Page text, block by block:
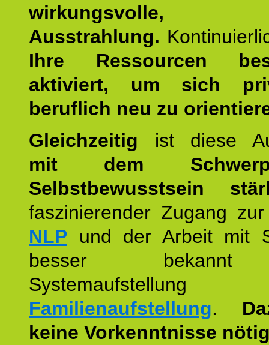
wirkungsvolle,
Ausstrahlung.
Ihre Ressourcen
aktiviert, um sich
beruflich neu zu
Gleichzeitig ist diese
mit dem
Selbstbewusstsein
faszinierender Zugang
NLP und der Arbeit mit
besser
Familienaufstellung.
keine Vorkenntnisse